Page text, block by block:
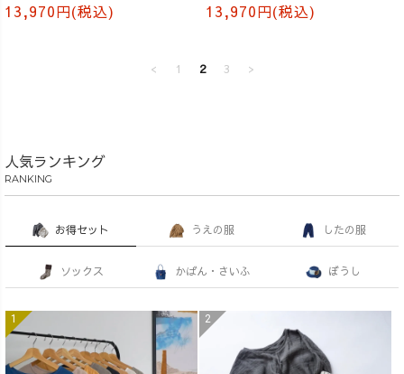
13,970円(税込)
13,970円(税込)
< 1 2 3 >
人気ランキング
RANKING
お得セット うえの服 したの服
ソックス かばん・さいふ ぼうし